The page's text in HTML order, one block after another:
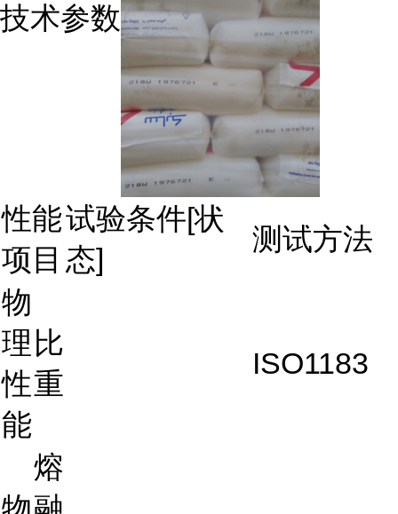
技术参数
性能
项目
试验条件[状
态]
测试方法
物
理
性
能
比
重
ISO1183
熔